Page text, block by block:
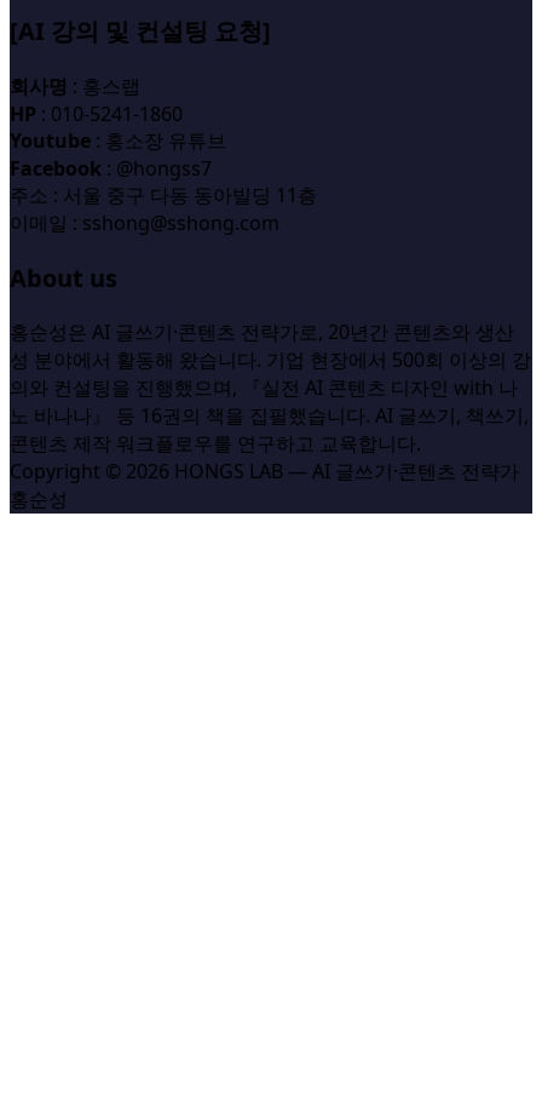
[AI 강의 및 컨설팅 요청]
회사명 : 홍스랩
HP : 010-5241-1860
Youtube : 홍소장 유튜브
Facebook : @hongss7
주소 : 서울 중구 다동 동아빌딩 11층
이메일 : sshong@sshong.com
About us
홍순성은 AI 글쓰기·콘텐츠 전략가로, 20년간 콘텐츠와 생산
성 분야에서 활동해 왔습니다. 기업 현장에서 500회 이상의 강
의와 컨설팅을 진행했으며, 『실전 AI 콘텐츠 디자인 with 나
노 바나나』 등 16권의 책을 집필했습니다. AI 글쓰기, 책쓰기,
콘텐츠 제작 워크플로우를 연구하고 교육합니다.
Copyright © 2026 HONGS LAB — AI 글쓰기·콘텐츠 전략가
홍순성